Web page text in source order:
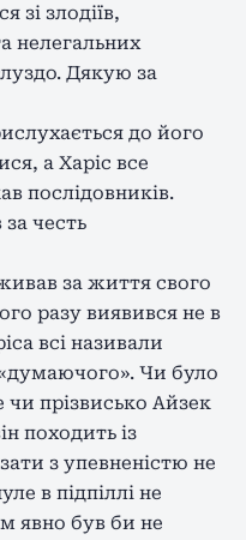
зі злодіїв,
нелегальних
Дякую за
до його
а Харіс все
послідовників.
честь
за життя свого
разу виявився не в
всі називали
Чи було
прізвисько Айзек
походить із
з упевненістю не
в підпіллі не
явно був би не